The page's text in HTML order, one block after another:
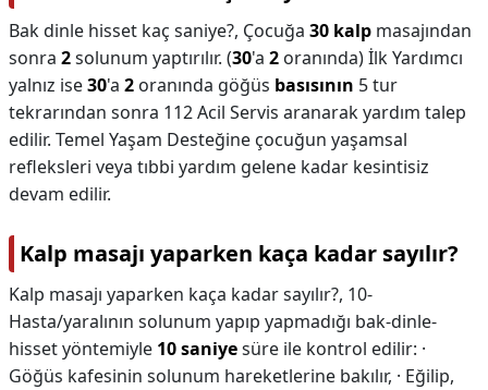
Bak dinle hisset kaç saniye?, Çocuğa 30 kalp masajından
sonra 2solunum yaptırılır. (30'a 2 oranında) İlk Yardımcı
yalnız ise30'a 2 oranında göğüs basısının 5 tur
tekrarından sonra 112 Acil Servis aranarak yardım talep
edilir. Temel Yaşam Desteğine çocuğun yaşamsal
refleksleri veya tıbbi yardım gelene kadar kesintisiz
devam edilir.
Kalp masajı yaparken kaça kadar sayılır?
Kalp masajı yaparken kaça kadar sayılır?, 10-
Hasta/yaralının solunum yapıp yapmadığı bak-dinle-
hisset yöntemiyle 10 saniyesüre ile kontrol edilir: ·
Göğüs kafesinin solunum hareketlerine bakılır, · Eğilip,